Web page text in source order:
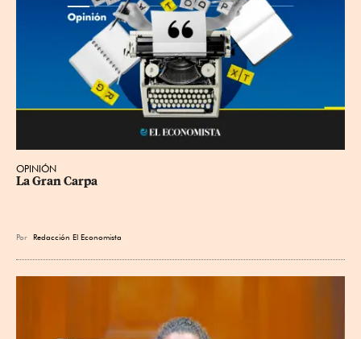
OPINIÓN
La Gran Carpa
Por Redacción El Economista